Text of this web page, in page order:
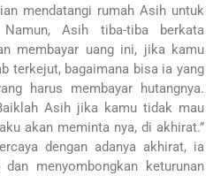
mendatangi rumah Asih untuk
Asih tiba-tiba berkata
membayar uang ini, jika kamu
terkejut, bagaimana bisa ia yang
harus membayar hutangnya.
Asih jika kamu tidak mau
akan meminta nya, di akhirat.”
dengan adanya akhirat, ia
menyombongkan keturunan